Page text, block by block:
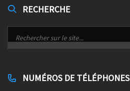
RECHERCHE
NUMÉROS DE TÉLÉPHONES